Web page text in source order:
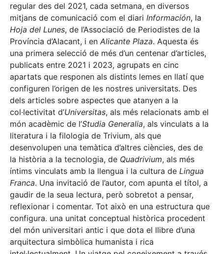
regular des del 2021, cada setmana, en diversos
mitjans de comunicació com el diari Información, la
Hoja del Lunes, de l’Associació de Periodistes de la
Província d’Alacant, i en Alicante Plaza. Aquesta és
una primera selecció de més d’un centenar d’articles,
publicats entre 2021 i 2023, agrupats en cinc
apartats que responen als distints lemes en llatí que
configuren l’origen de les nostres universitats. Des
dels articles sobre aspectes que atanyen a la
col·lectivitat d’Universitas, als més relacionats amb el
món acadèmic de l’Studia Generalia, als vinculats a la
literatura i la filologia de Trivium, als que
desenvolupen una temàtica d’altres ciències, des de
la història a la tecnologia, de Quadrivium, als més
íntims vinculats amb la llengua i la cultura de Lingua
Franca. Una invitació de l’autor, com apunta el títol, a
gaudir de la seua lectura, però sobretot a pensar,
reflexionar i comentar. Tot això en una estructura que
configura. una unitat conceptual històrica procedent
del món universitari antic i que dota el llibre d’una
arquitectura simbòlica humanista i rica